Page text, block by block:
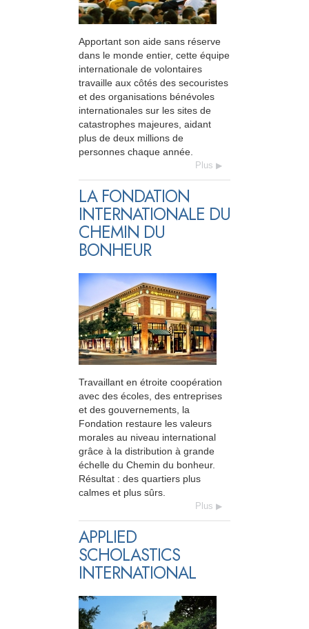
Apportant son aide sans réserve
dans le monde entier, cette équipe
internationale de volontaires
travaille aux côtés des secouristes
et des organisations bénévoles
internationales sur les sites de
catastrophes majeures, aidant
plus de deux millions de
personnes chaque année.
Plus
LA FONDATION
INTERNATIONALE DU
CHEMIN DU
BONHEUR
Travaillant en étroite coopération
avec des écoles, des entreprises
et des gouvernements, la
Fondation restaure les valeurs
morales au niveau international
grâce à la distribution à grande
échelle du Chemin du bonheur.
Résultat : des quartiers plus
calmes et plus sûrs.
Plus
APPLIED
SCHOLASTICS
INTERNATIONAL